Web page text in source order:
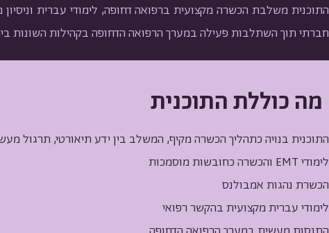
התוכנית משלבת הכשרה מקצועית ברפואה דחופה, לימודי עברית
חברתי תוך השתלבות פעילה במערך הרפואה הדחופה בקהילות השונות
מה כוללת התוכנית
התוכנית בנויה כתהליך הכשרה מקיף, המשלב בין ידע תיאורטי, תרגול
לימודי EMT והכשרה כחובשות מוסמכות
הכשרת נהגות אמבולנס
לימודי עברית מקצועית בהקשר רפואי